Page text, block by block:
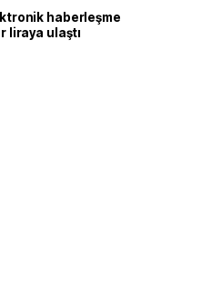
haberleşme
liraya ulaştı